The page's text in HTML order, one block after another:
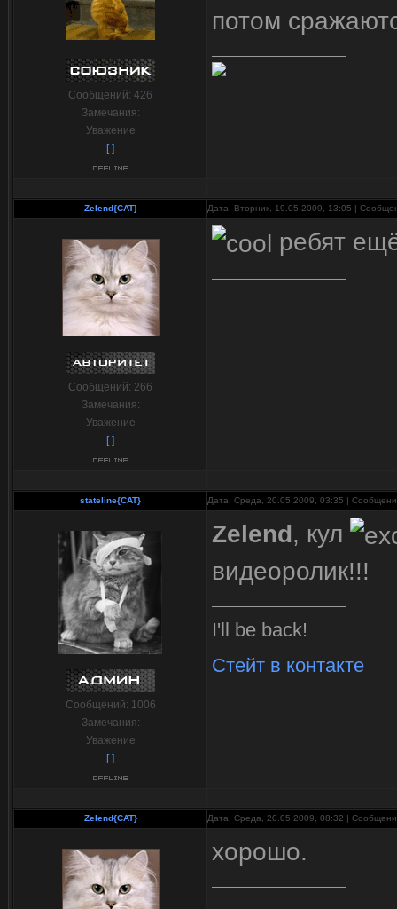
Сообщений: 426
Замечания:
Уважение
[ ]
потом
Zelend{CAT} Дата: Вторник, 19.05.2009, 13:05 |
Сообщений: 266
Замечания:
Уважение
[ ]
ребят
stateline{CAT} Дата: Среда, 20.05.2009, 03:35 |
Сообщений: 1006
Замечания:
Уважение
[ ]
Zelend, кул
видеоролик!!!
I'll be back!
Стейт в контакте
Zelend{CAT} Дата: Среда, 20.05.2009, 08:32 |
хорошо.